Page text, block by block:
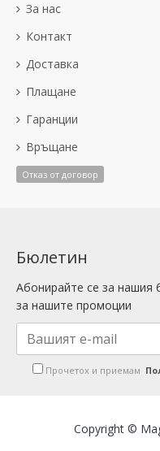
За нас
Контакт
Доставка
Плащане
Гаранции
Връщане
Отказ от договор
Бюлетин
Абонирайте се за нашия
за нашите промоции
Прочетох и приемам
Copyright ©